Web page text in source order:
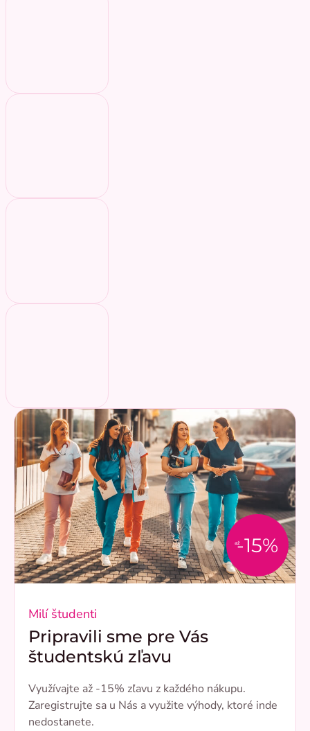
až-15%
Milí študenti
Pripravili sme pre Vás
študentskú zľavu
Využívajte až -15% zľavu z každého nákupu.
Zaregistrujte sa u Nás a využite výhody, ktoré inde
nedostanete.